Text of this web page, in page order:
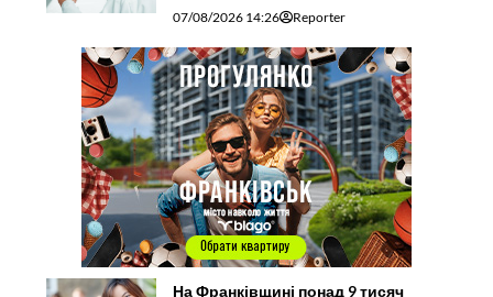
07/08/2026 14:26 Reporter
На Франківщині понад 9 тисяч